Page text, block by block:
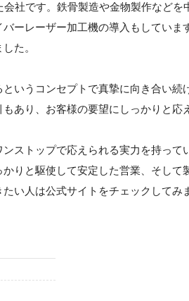
社です。鉄骨製造や金物製作などを
ーレーザー加工機の導入もしていま
た。
いうコンセプトで真摯に向き合い続
あり、お客様の要望にしっかりと応
ストップで応えられる実力を持って
りと駆使して安定した営業、そして
い人は公式サイトをチェックしてみ